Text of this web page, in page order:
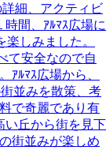
細、アクティビ
時間、ｱﾙﾏｽ広場に
しみました。
て安全なので自
ｱﾙﾏｽ広場から、
並みを散策、考
で奇麗であり有
い丘から街を見下
街並みが楽しめ